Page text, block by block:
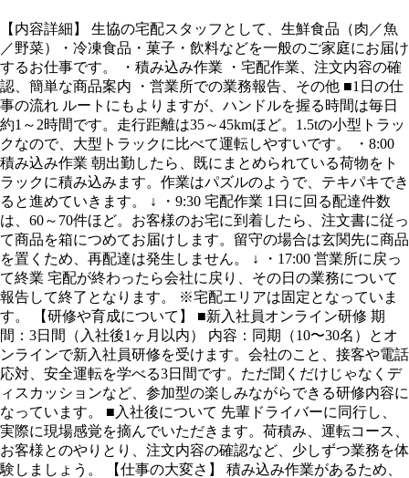
【内容詳細】 生協の宅配スタッフとして、生鮮食品（肉／魚
／野菜）・冷凍食品・菓子・飲料などを一般のご家庭にお届け
するお仕事です。 ・積み込み作業 ・宅配作業、注文内容の確
認、簡単な商品案内 ・営業所での業務報告、その他 ■1日の仕
事の流れ ルートにもよりますが、ハンドルを握る時間は毎日
約1～2時間です。走行距離は35～45kmほど。1.5tの小型トラッ
クなので、大型トラックに比べて運転しやすいです。 ・8:00
積み込み作業 朝出勤したら、既にまとめられている荷物をト
ラックに積み込みます。作業はパズルのようで、テキパキでき
ると進めていきます。 ↓ ・9:30 宅配作業 1日に回る配達件数
は、60～70件ほど。お客様のお宅に到着したら、注文書に従っ
て商品を箱につめてお届けします。留守の場合は玄関先に商品
を置くため、再配達は発生しません。 ↓ ・17:00 営業所に戻っ
て終業 宅配が終わったら会社に戻り、その日の業務について
報告して終了となります。 ※宅配エリアは固定となっていま
す。 【研修や育成について】 ■新入社員オンライン研修 期
間：3日間（入社後1ヶ月以内） 内容：同期（10〜30名）とオ
ンラインで新入社員研修を受けます。会社のこと、接客や電話
応対、安全運転を学べる3日間です。ただ聞くだけじゃなくデ
ィスカッションなど、参加型の楽しみながらできる研修内容に
なっています。 ■入社後について 先輩ドライバーに同行し、
実際に現場感覚を摘んでいただきます。荷積み、運転コース、
お客様とのやりとり、注文内容の確認など、少しずつ業務を体
験しましょう。 【仕事の大変さ】 積み込み作業があるため、